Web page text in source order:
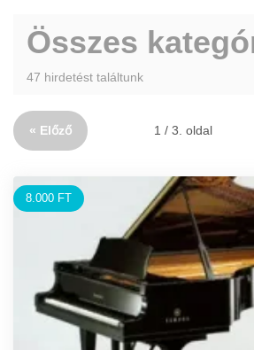
Összes
47 hirdetést találtunk
« Előző 1 / 3. oldal
8.000 FT